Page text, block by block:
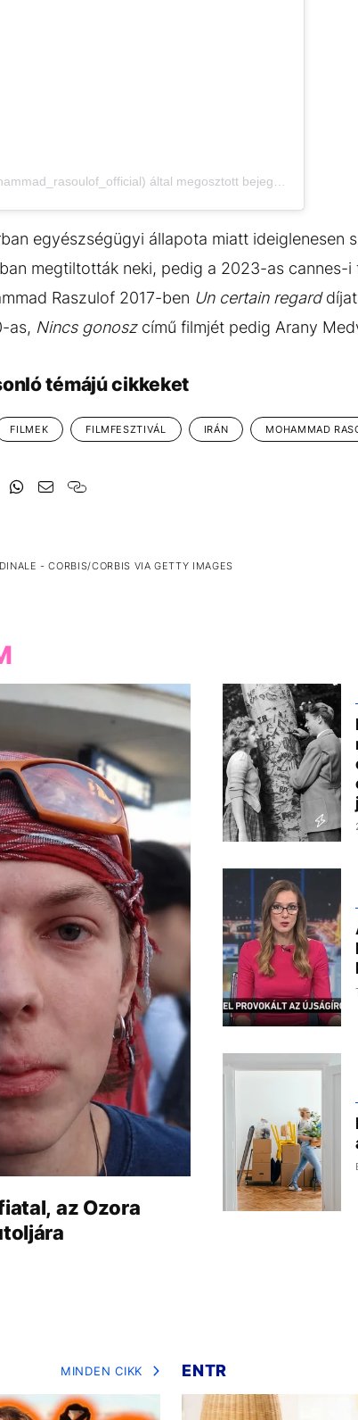
egyészségügyi állapota miatt ideiglenesen
megtiltották neki, pedig a 2023-as cannes-
Raszulof 2017-ben Un certain regarddíjat
as, Nincs gonoszcímű filmjét pedig Arany
témájú cikkeket
FILMEK FILMFESZTIVÁL IRÁN MOHAMMAD
- CORBIS/CORBIS VIA GETTY IMAGES
az Ozora
MINDEN CIKK ENTR